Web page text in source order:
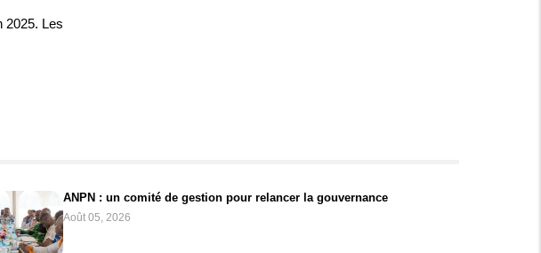
2025. Les
ANPN : un comité de gestion pour relancer la gouvernance
Août 05, 2026